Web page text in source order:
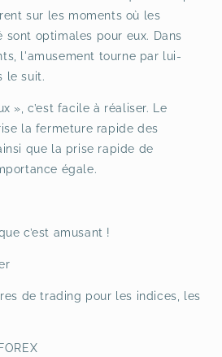
sur les moments où les
sont optimales pour eux. Dans
l'amusement tourne par lui-
le suit.
», c’est facile à réaliser. Le
la fermeture rapide des
que la prise rapide de
égale.
c’est amusant !
de trading pour les indices, les